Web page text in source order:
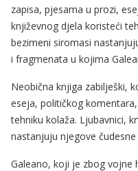
zapisa, pjesama u prozi,
književnog djela koristeći
bezimeni siromasi
i fragmenata u kojima
Neobična knjiga zabilješki,
eseja, političkog
tehniku kolaža. Ljubavnici,
nastanjuju njegove
Galeano, koji je zbog vojne